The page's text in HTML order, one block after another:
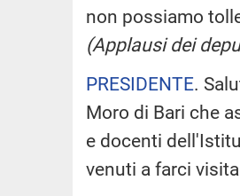
non possiamo
(Applausi dei
PRESIDENTE.
Moro di Bari che
e docenti
venuti a farci